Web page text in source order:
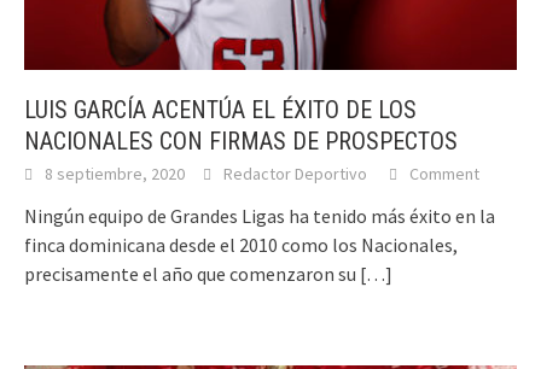
LUIS GARCÍA ACENTÚA EL ÉXITO DE LOS
NACIONALES CON FIRMAS DE PROSPECTOS
8 septiembre, 2020 Redactor Deportivo Comment
Ningún equipo de Grandes Ligas ha tenido más éxito en la
finca dominicana desde el 2010 como los Nacionales,
precisamente el año que comenzaron su […]